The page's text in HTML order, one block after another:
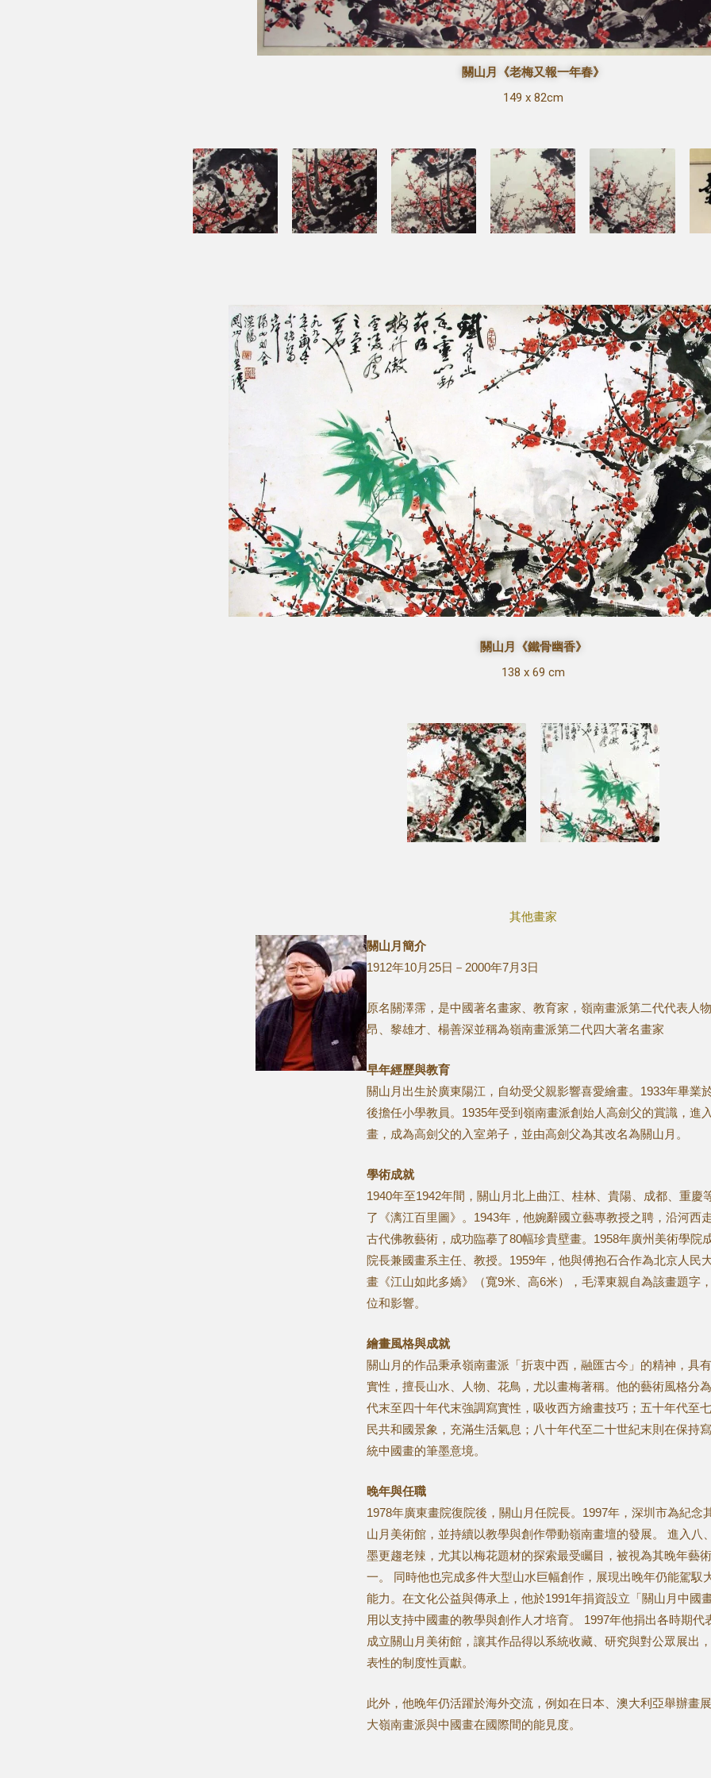
關山月《老梅又報一年春》
149 x 82cm
關山月《鐵骨幽香》
138 x 69 cm
其他畫家
關山月簡介
1912年10月25日－2000年7月3日
原名關澤霈，是中國著名畫家、教育家，嶺南畫派第二代代表人
昂、黎雄才、楊善深並稱為嶺南畫派第二代四大著名畫家
早年經歷與教育
關山月出生於廣東陽江，自幼受父親影響喜愛繪畫。1933年畢業
後擔任小學教員。1935年受到嶺南畫派創始人高劍父的賞識，進
畫，成為高劍父的入室弟子，並由高劍父為其改名為關山月。
學術成就
1940年至1942年間，關山月北上曲江、桂林、貴陽、成都、重慶
了《漓江百里圖》。1943年，他婉辭國立藝專教授之聘，沿河西
古代佛教藝術，成功臨摹了80幅珍貴壁畫。1958年廣州美術學院
院長兼國畫系主任、教授。1959年，他與傅抱石合作為北京人民
畫《江山如此多嬌》（寬9米、高6米），毛澤東親自為該畫題字
位和影響。
繪畫風格與成就
關山月的作品秉承嶺南畫派「折衷中西，融匯古今」的精神，具
實性，擅長山水、人物、花鳥，尤以畫梅著稱。他的藝術風格分
代末至四十年代末強調寫實性，吸收西方繪畫技巧；五十年代至
民共和國景象，充滿生活氣息；八十年代至二十世紀末則在保持
統中國畫的筆墨意境。
晚年與任職
1978年廣東畫院復院後，關山月任院長。1997年，深圳市為紀念
山月美術館，並持續以教學與創作帶動嶺南畫壇的發展。 進入八
墨更趨老辣，尤其以梅花題材的探索最受矚目，被視為其晚年藝
一。 同時他也完成多件大型山水巨幅創作，展現出晚年仍能駕馭
能力。在文化公益與傳承上，他於1991年捐資設立「關山月中國
用以支持中國畫的教學與創作人才培育。 1997年他捐出各時期代
成立關山月美術館，讓其作品得以系統收藏、研究與對公眾展出
表性的制度性貢獻。
此外，他晚年仍活躍於海外交流，例如在日本、澳大利亞舉辦畫
大嶺南畫派與中國畫在國際間的能見度。